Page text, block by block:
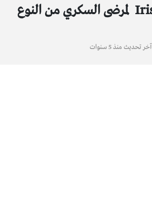
سعر أقراص Iris لمرضى السكري من النوع
آخر تحديث منذ 5 سنوات